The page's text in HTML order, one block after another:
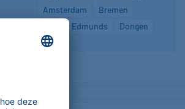
Amsterdam
Bremen
Bury St Edmunds
Dongen